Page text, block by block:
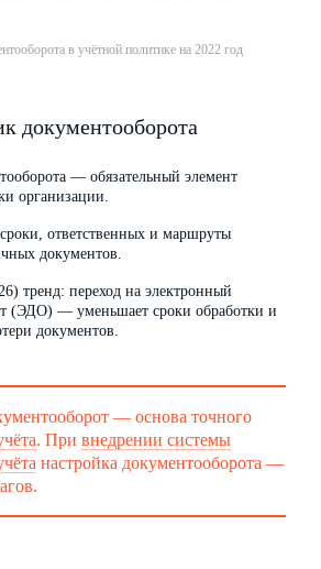
в учётной политике на 2022 год
документооборота
— обязательный элемент
организации.
ответственных и маршруты
документов.
тренд: переход на электронный
(ЭДО) — уменьшает сроки обработки и
документов.
— основа точного
. При внедрении системы
настройка документооборота —